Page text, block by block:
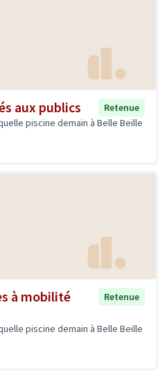
aux publics
Retenue
piscine demain à Belle Beille
à mobilité
Retenue
piscine demain à Belle Beille